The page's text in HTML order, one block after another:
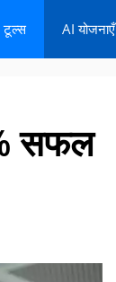
टूल्स AI योजनाएँ
सफल